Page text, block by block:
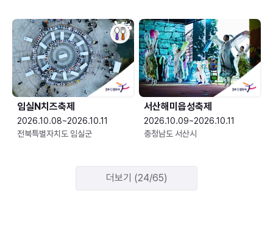
임실N치즈축제
2026.10.08~2026.10.11
전북특별자치도 임실군
서산해미읍성축제
2026.10.09~2026.10.11
충청남도 서산시
더보기 (24/65)